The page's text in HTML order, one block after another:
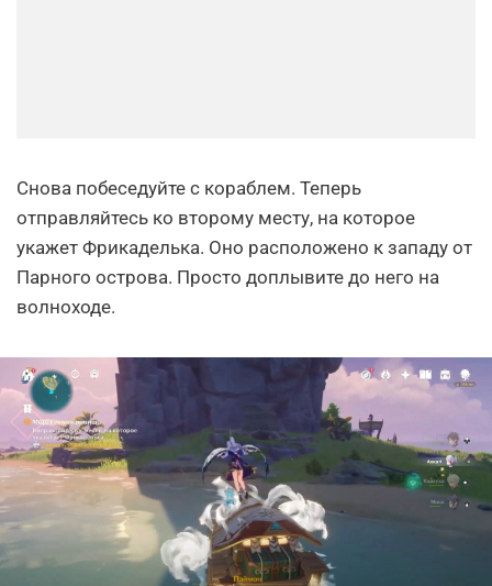
Снова побеседуйте с кораблем. Теперь
отправляйтесь ко второму месту, на которое
укажет Фрикаделька. Оно расположено к западу от
Парного острова. Просто доплывите до него на
волноходе.